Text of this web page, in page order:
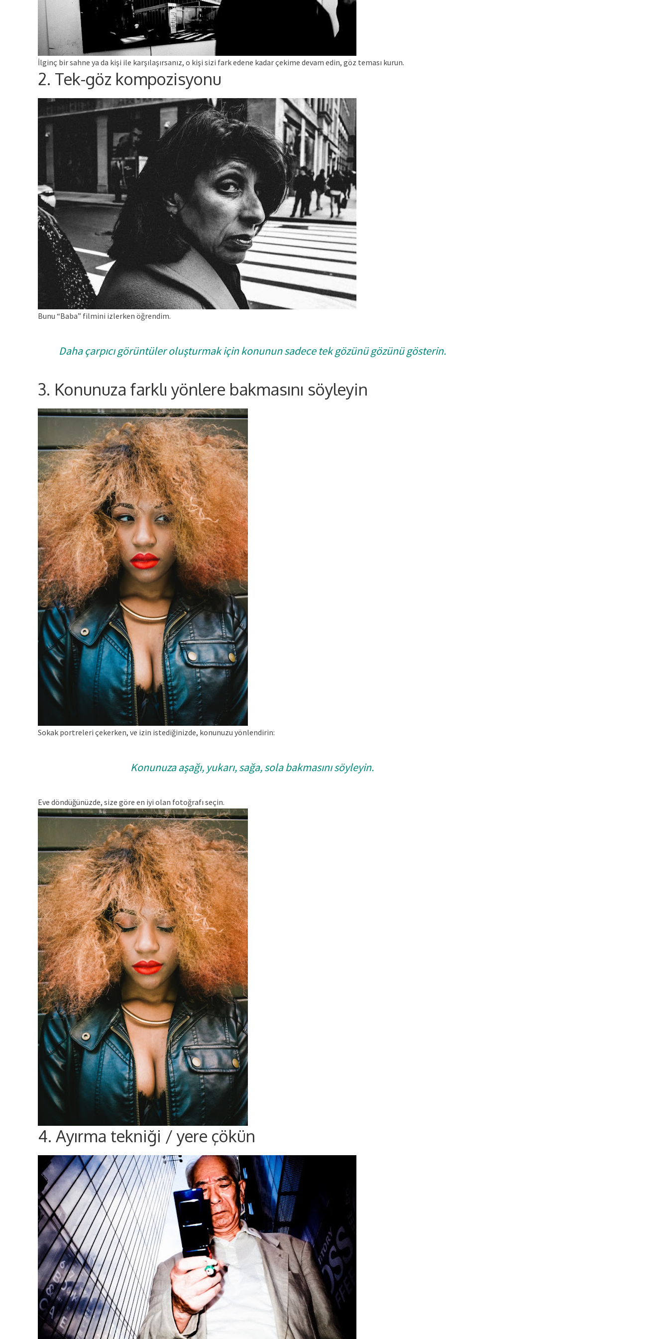
İlginç bir sahne ya da kişi ile karşılaşırsanız, o kişi sizi fark edene kadar çekime devam edin, göz teması kurun.
2. Tek-göz kompozisyonu
Bunu “Baba” filmini izlerken öğrendim.
Daha çarpıcı görüntüler oluşturmak için konunun sadece tek gözünü gözünü gösterin.
3. Konunuza farklı yönlere bakmasını söyleyin
Sokak portreleri çekerken, ve izin istediğinizde, konunuzu yönlendirin:
Konunuza aşağı, yukarı, sağa, sola bakmasını söyleyin.
Eve döndüğünüzde, size göre en iyi olan fotoğrafı seçin.
4. Ayırma tekniği / yere çökün